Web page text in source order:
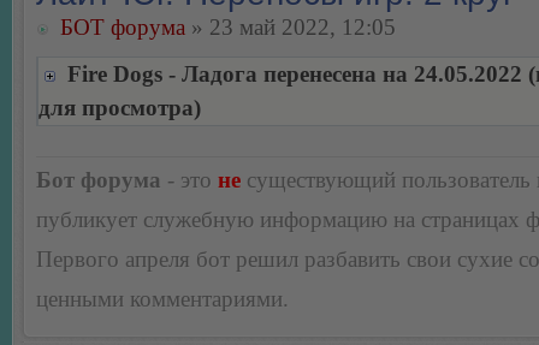
БОТ форума » 23 май 2022, 12:05
Fire Dogs - Ладога перенесена на 24.05.2022
для просмотра)
Бот форума - это не существующий пользователь
публикует служебную информацию на страницах
Первого апреля бот решил разбавить свои сухие
ценными комментариями.